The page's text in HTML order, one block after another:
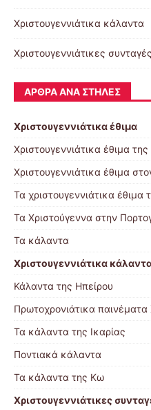
Χριστουγεννιάτικα κάλαντα
Χριστουγεννιάτικες συνταγές
ΆΡΘΡΑ ΑΝΆ ΣΤΉΛΕΣ
Χριστουγεννιάτικα έθιμα
Χριστουγεννιάτικα έθιμα
Χριστουγεννιάτικα έθιμα
Τα χριστουγεννιάτικα έθιμα
Τα Χριστούγεννα στην
Τα κάλαντα
Χριστουγεννιάτικα
Κάλαντα της Ηπείρου
Πρωτοχρονιάτικα παινέματα
Τα κάλαντα της Ικαρίας
Ποντιακά κάλαντα
Τα κάλαντα της Κω
Χριστουγεννιάτικες